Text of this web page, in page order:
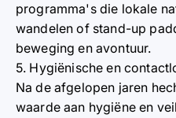
programma's die lokale
wandelen of stand-up
beweging en avontuur.
5. Hygiënische en
Na de afgelopen jaren
waarde aan hygiëne en